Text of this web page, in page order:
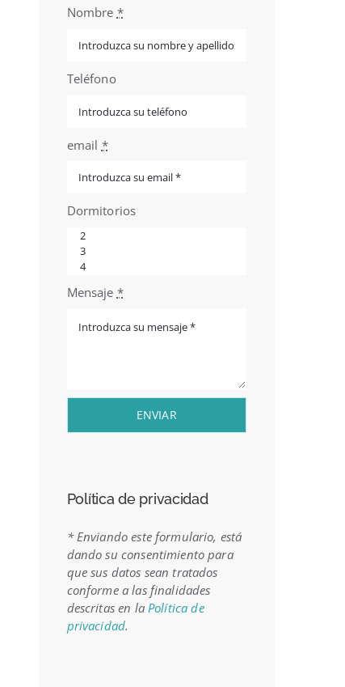
Nombre *
Teléfono
email *
Dormitorios
Mensaje *
ENVIAR
Política de privacidad
* Enviando este formulario, está
dando su consentimiento para
que sus datos sean tratados
conforme a las finalidades
descritas en la Política de
privacidad.